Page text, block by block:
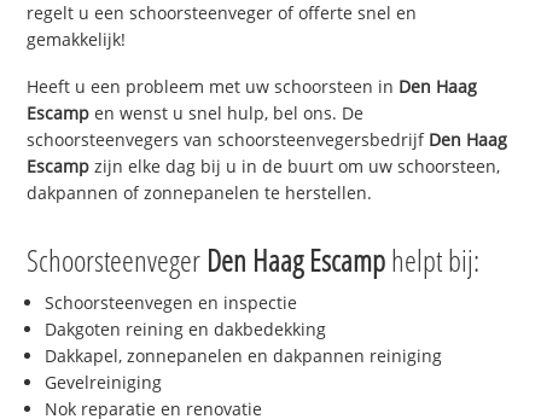
regelt u een schoorsteenveger of offerte snel en
gemakkelijk!
Heeft u een probleem met uw schoorsteen in Den Haag
Escamp en wenst u snel hulp, bel ons. De
schoorsteenvegers van schoorsteenvegersbedrijf Den Haag
Escamp zijn elke dag bij u in de buurt om uw schoorsteen,
dakpannen of zonnepanelen te herstellen.
Schoorsteenveger Den Haag Escamphelpt bij:
Schoorsteenvegen en inspectie
Dakgoten reining en dakbedekking
Dakkapel, zonnepanelen en dakpannen reiniging
Gevelreiniging
Nok reparatie en renovatie